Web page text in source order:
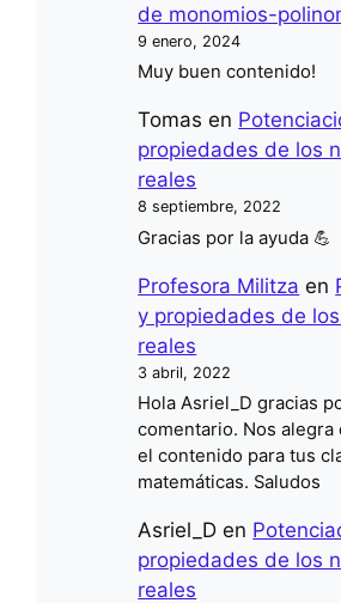
de monomios-
9 enero, 2024
Muy buen contenido!
Tomas en
propiedades de los
reales
8 septiembre, 2022
Gracias por la ayuda 💪
Profesora Militza en
y propiedades de
reales
3 abril, 2022
Hola Asriel_D gracias
comentario. Nos alegra
el contenido para tus
matemáticas. Saludos
Asriel_D en
propiedades de los
reales